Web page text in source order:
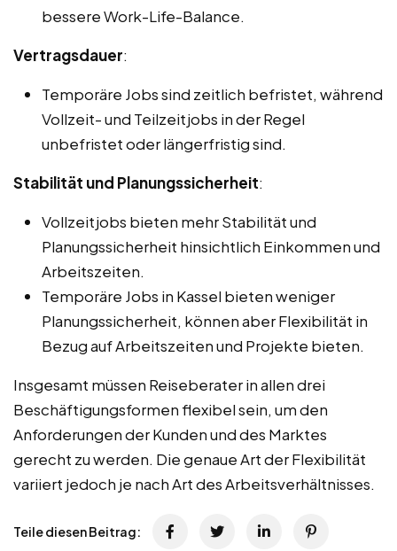
bessere Work-Life-Balance.
Vertragsdauer:
Temporäre Jobs sind zeitlich befristet, während
Vollzeit- und Teilzeitjobs in der Regel
unbefristet oder längerfristig sind.
Stabilität und Planungssicherheit:
Vollzeitjobs bieten mehr Stabilität und
Planungssicherheit hinsichtlich Einkommen und
Arbeitszeiten.
Temporäre Jobs in Kassel bieten weniger
Planungssicherheit, können aber Flexibilität in
Bezug auf Arbeitszeiten und Projekte bieten.
Insgesamt müssen Reiseberater in allen drei
Beschäftigungsformen flexibel sein, um den
Anforderungen der Kunden und des Marktes
gerecht zu werden. Die genaue Art der Flexibilität
variiert jedoch je nach Art des Arbeitsverhältnisses.
Teile diesen Beitrag: